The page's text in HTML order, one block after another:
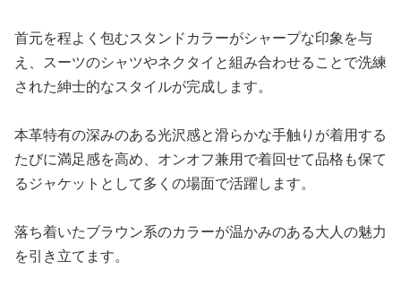
首元を程よく包むスタンドカラーがシャープな印象を与
え、スーツのシャツやネクタイと組み合わせることで洗練
された紳士的なスタイルが完成します。
本革特有の深みのある光沢感と滑らかな手触りが着用する
たびに満足感を高め、オンオフ兼用で着回せて品格も保て
るジャケットとして多くの場面で活躍します。
落ち着いたブラウン系のカラーが温かみのある大人の魅力
を引き立てます。